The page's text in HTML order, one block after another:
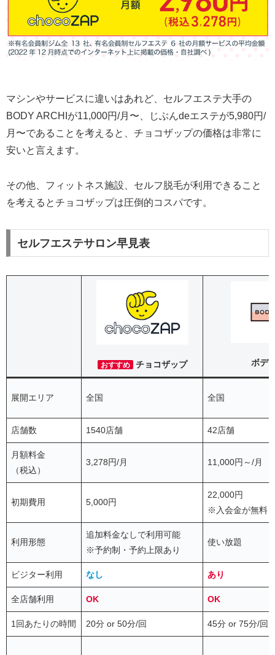
マシンやサービスに違いはあれど、セルフエステ大手の
BODY ARCHIが11,000円/月〜、じぶんdeエステが5,980円/
月〜であることを考えると、チョコザップの価格は非常に
安いと言えます。
その他、フィットネス施設、セルフ脱毛が利用できること
を考えるとチョコザップは圧倒的コスパです。
セルフエステサロン早見表
おすすめ チョコザップ ボデ
展開エリア 全国 全国
店舗数 1540店舗 42店舗
月額料金
（税込）
3,278円/月 11,000円～/月
初期費用 5,000円
22,000円
※入会金が無料
利用形態
追加料金なしで利用可能
※予約制・予約上限あり
使い放題
ビジター利用 なし あり
全店舗利用 OK OK
1回あたりの時間 20分 or 50分/回 45分 or 75分/回